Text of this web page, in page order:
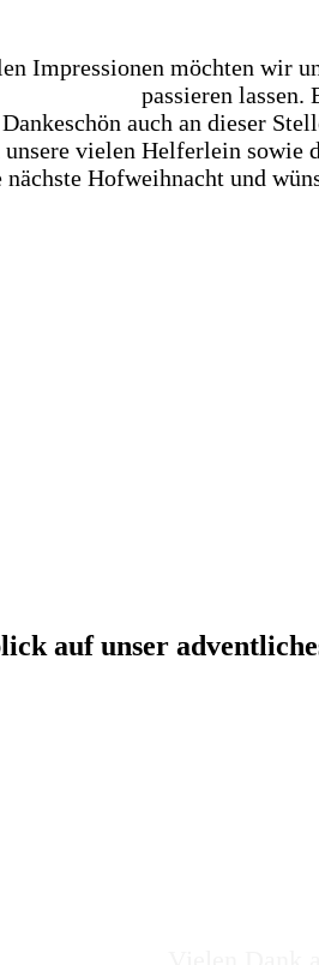
Impressionen möchten wir
passieren lassen.
auch an dieser
unsere vielen Helferlein
nächste Hofweihnacht und
auf unser